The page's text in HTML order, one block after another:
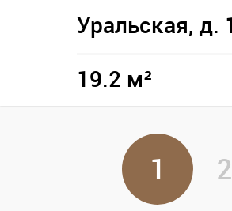
Уральская, д.
19.2 м²
1 2